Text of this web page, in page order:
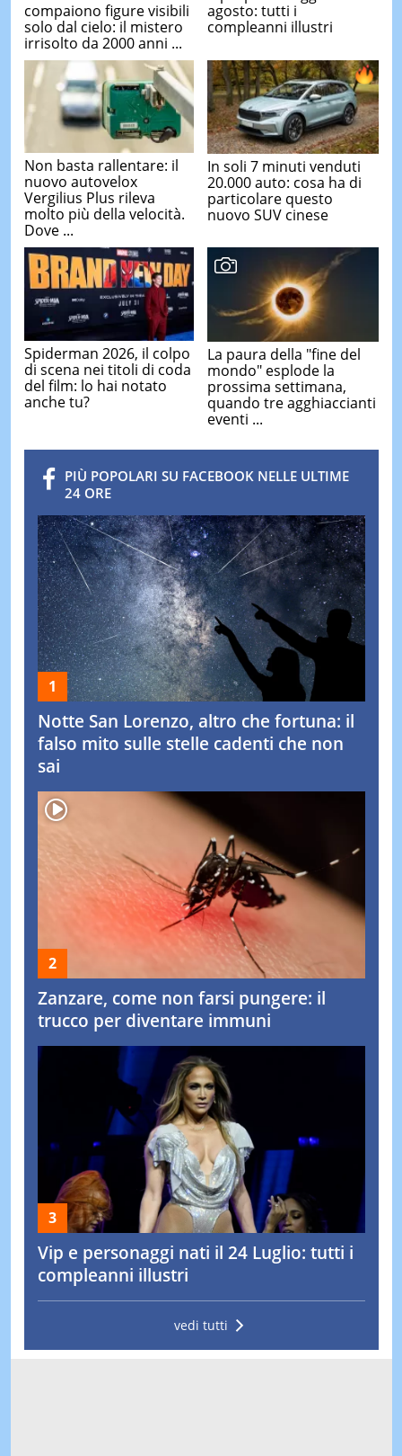
compaiono figure visibili
solo dal cielo: il mistero
irrisolto da 2000 anni ...
agosto: tutti i
compleanni illustri
Non basta rallentare: il
nuovo autovelox
Vergilius Plus rileva
molto più della velocità.
Dove ...
In soli 7 minuti venduti
20.000 auto: cosa ha di
particolare questo
nuovo SUV cinese
Spiderman 2026, il colpo
di scena nei titoli di coda
del film: lo hai notato
anche tu?
La paura della "fine del
mondo" esplode la
prossima settimana,
quando tre agghiaccianti
eventi ...
PIÙ POPOLARI SU FACEBOOK NELLE ULTIME
24 ORE
Notte San Lorenzo, altro che fortuna: il
falso mito sulle stelle cadenti che non
sai
Zanzare, come non farsi pungere: il
trucco per diventare immuni
Vip e personaggi nati il 24 Luglio: tutti i
compleanni illustri
vedi tutti